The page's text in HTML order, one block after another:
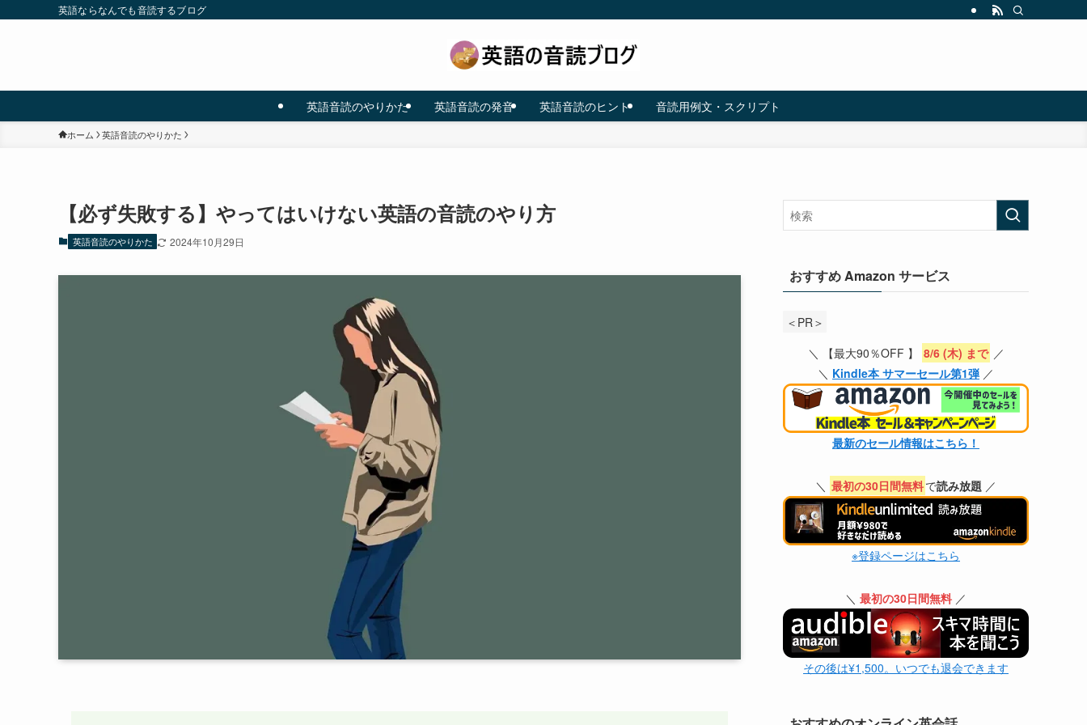
英語ならなんでも音読するブログ
英語音読のやりかた 英語音読の発音 英語音読のヒント 音読用例文・スクリプト
ホーム 英語音読のやりかた
【必ず失敗する】やってはいけない英語の音読のやり方
英語音読のやりかた 2024年10月29日
おすすめ Amazon サービス
＜PR＞
＼ 【最大90％OFF 】
8/6 (木) まで ／
＼ Kindle本 サマーセール第1弾 ／
最新のセール情報はこちら！
＼ 最初の30日間無料で読み放題 ／
※登録ページはこちら
＼ 最初の30日間無料 ／
その後は¥1,500。いつでも退会できます